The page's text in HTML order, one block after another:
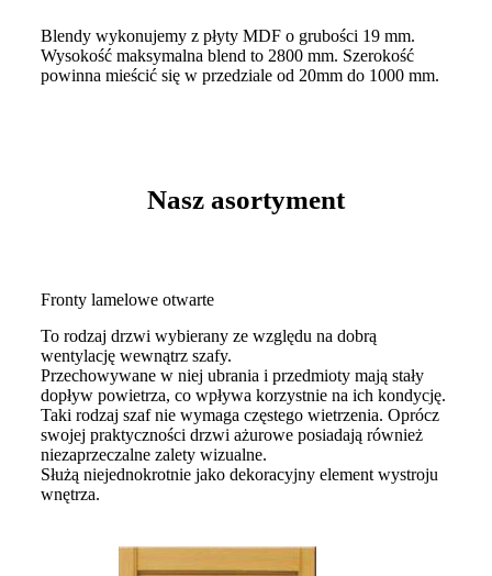
Blendy wykonujemy z płyty MDF o grubości 19 mm.
Wysokość maksymalna blend to 2800 mm. Szerokość
powinna mieścić się w przedziale od 20mm do 1000 mm.
Nasz asortyment
Fronty lamelowe otwarte
To rodzaj drzwi wybierany ze względu na dobrą
wentylację wewnątrz szafy.
Przechowywane w niej ubrania i przedmioty mają stały
dopływ powietrza, co wpływa korzystnie na ich kondycję.
Taki rodzaj szaf nie wymaga częstego wietrzenia. Oprócz
swojej praktyczności drzwi ażurowe posiadają również
niezaprzeczalne zalety wizualne.
Służą niejednokrotnie jako dekoracyjny element wystroju
wnętrza.